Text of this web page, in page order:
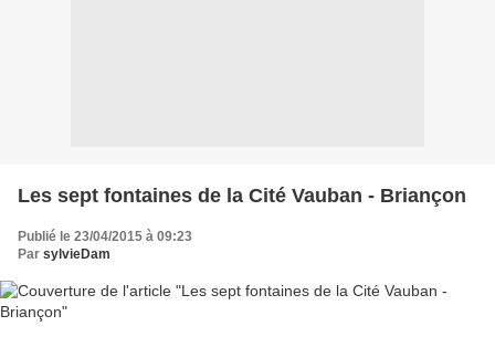
Les sept fontaines de la Cité Vauban - Briançon
Publié le 23/04/2015 à 09:23
Par sylvieDam